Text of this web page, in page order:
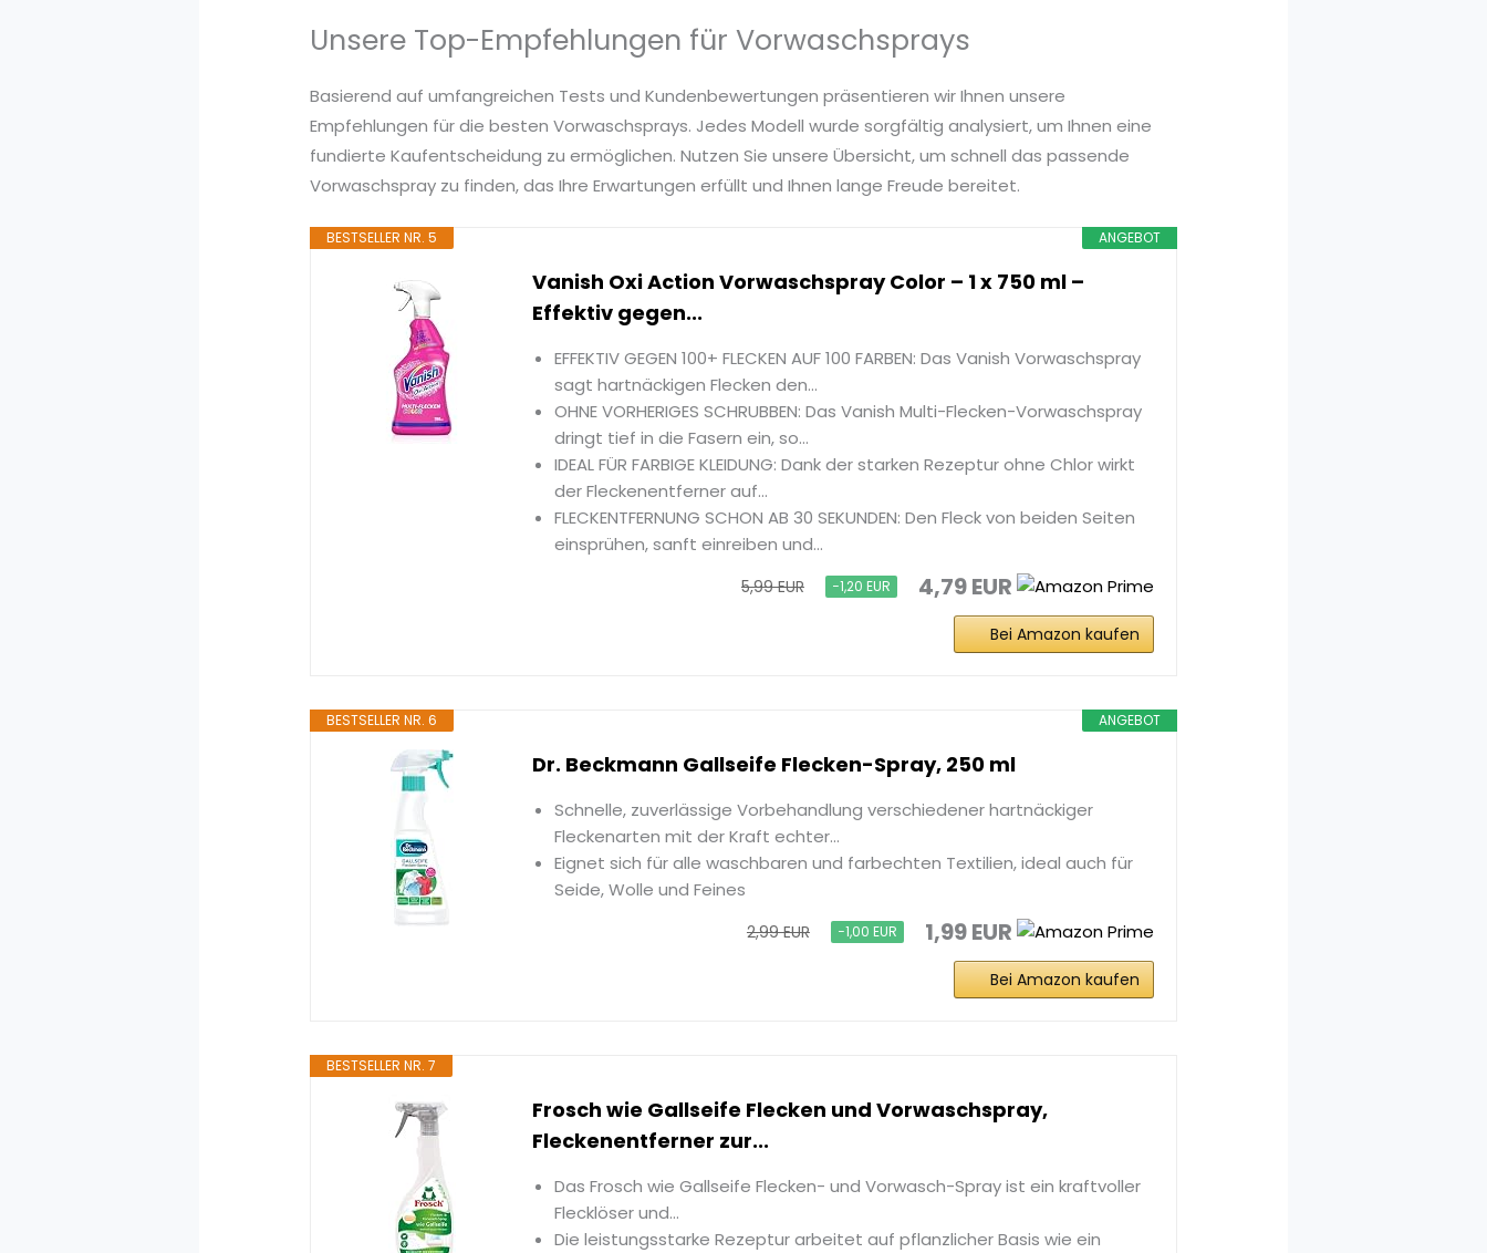
Unsere Top-Empfehlungen für Vorwaschsprays
Basierend auf umfangreichen Tests und Kundenbewertungen präsentieren wir Ihnen unsere
Empfehlungen für die besten Vorwaschsprays. Jedes Modell wurde sorgfältig analysiert, um Ihnen eine
fundierte Kaufentscheidung zu ermöglichen. Nutzen Sie unsere Übersicht, um schnell das passende
Vorwaschspray zu finden, das Ihre Erwartungen erfüllt und Ihnen lange Freude bereitet.
ANGEBOT
BESTSELLER NR. 5
Vanish Oxi Action Vorwaschspray Color – 1 x 750 ml –
Effektiv gegen...
EFFEKTIV GEGEN 100+ FLECKEN AUF 100 FARBEN: Das Vanish Vorwaschspray
sagt hartnäckigen Flecken den...
OHNE VORHERIGES SCHRUBBEN: Das Vanish Multi-Flecken-Vorwaschspray
dringt tief in die Fasern ein, so...
IDEAL FÜR FARBIGE KLEIDUNG: Dank der starken Rezeptur ohne Chlor wirkt
der Fleckenentferner auf...
FLECKENTFERNUNG SCHON AB 30 SEKUNDEN: Den Fleck von beiden Seiten
einsprühen, sanft einreiben und...
5,99 EUR −1,20 EUR 4,79 EUR
Bei Amazon kaufen
ANGEBOT
BESTSELLER NR. 6
Dr. Beckmann Gallseife Flecken-Spray, 250 ml
Schnelle, zuverlässige Vorbehandlung verschiedener hartnäckiger
Fleckenarten mit der Kraft echter...
Eignet sich für alle waschbaren und farbechten Textilien, ideal auch für
Seide, Wolle und Feines
2,99 EUR −1,00 EUR 1,99 EUR
Bei Amazon kaufen
BESTSELLER NR. 7
Frosch wie Gallseife Flecken und Vorwaschspray,
Fleckenentferner zur...
Das Frosch wie Gallseife Flecken- und Vorwasch-Spray ist ein kraftvoller
Flecklöser und...
Die leistungsstarke Rezeptur arbeitet auf pflanzlicher Basis wie ein